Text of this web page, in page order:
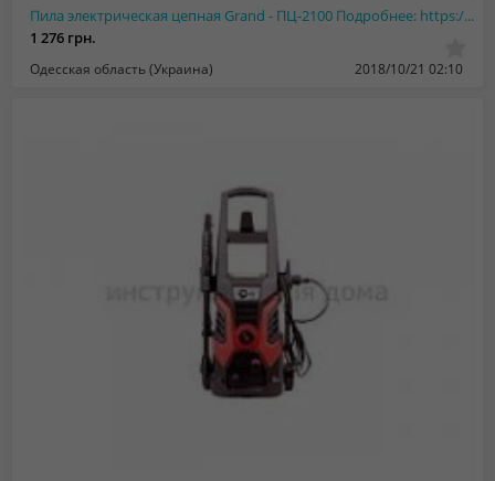
Пила электрическая цепная Grand - ПЦ-2100 Подробнее: https://instrumentdliadp789...
1 276 грн.
Одесская область (Украина) 2018/10/21 02:10